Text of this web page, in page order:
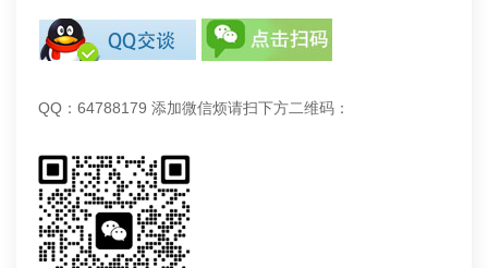
QQ：64788179 添加微信烦请扫下方二维码：